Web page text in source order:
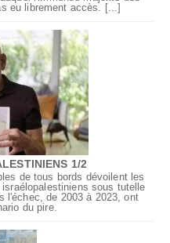
eu librement accès. [...]
1/2
de tous bords dévoilent les
sous tutelle
l'échec, de 2003 à 2023, ont
du pire.